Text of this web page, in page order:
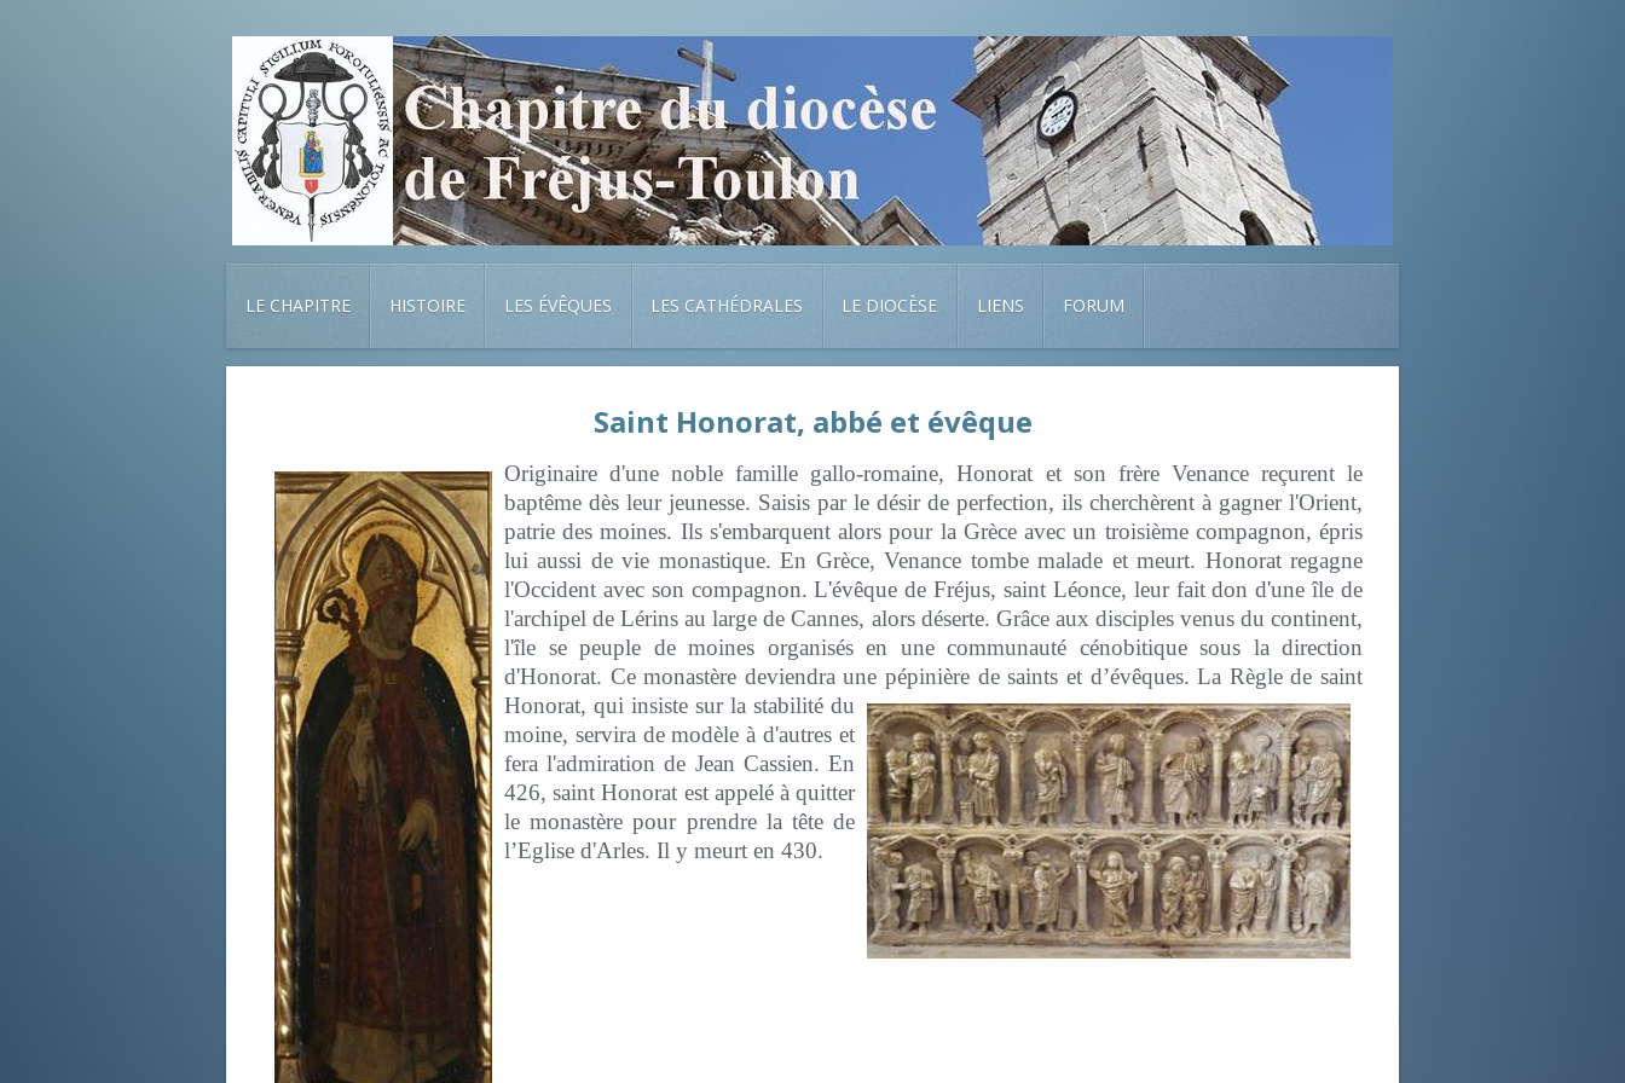
LE CHAPITRE HISTOIRE LES ÉVÊQUES LES CATHÉDRALES LE DIOCÈSE LIENS FORUM
Saint Honorat, abbé et évêque
Originaire d'une noble famille gallo-romaine, Honorat et son frère Venance reçurent le
baptême dès leur jeunesse. Saisis par le désir de perfection, ils cherchèrent à gagner l'Orient,
patrie des moines. Ils s'embarquent alors pour la Grèce avec un troisième compagnon, épris
lui aussi de vie monastique. En Grèce, Venance tombe malade et meurt. Honorat regagne
l'Occident avec son compagnon. L'évêque de Fréjus, saint Léonce, leur fait don d'une île de
l'archipel de Lérins au large de Cannes, alors déserte. Grâce aux disciples venus du continent,
l'île se peuple de moines organisés en une communauté cénobitique sous la direction
d'Honorat. Ce monastère deviendra une pépinière de saints et d’évêques.La Règle de saint
Honorat, qui insiste sur la stabilité du
moine, servira de modèle à d'autres et
fera l'admiration de Jean Cassien. En
426, saint Honorat est appelé à quitter
le monastère pour prendre la tête de
l’Eglise d'Arles. Il y meurt en 430.